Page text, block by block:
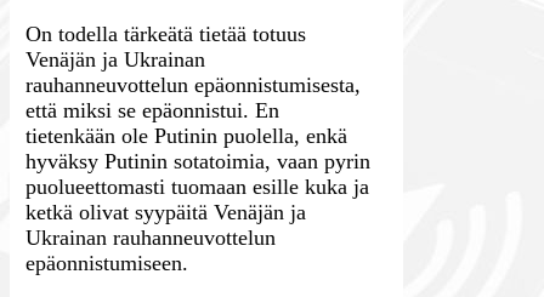
On todella tärkeätä tietää totuus
Venäjän ja Ukrainan
rauhanneuvottelun epäonnistumisesta,
että miksi se epäonnistui. En
tietenkään ole Putinin puolella, enkä
hyväksy Putinin sotatoimia, vaan pyrin
puolueettomasti tuomaan esille kuka ja
ketkä olivat syypäitä Venäjän ja
Ukrainan rauhanneuvottelun
epäonnistumiseen.